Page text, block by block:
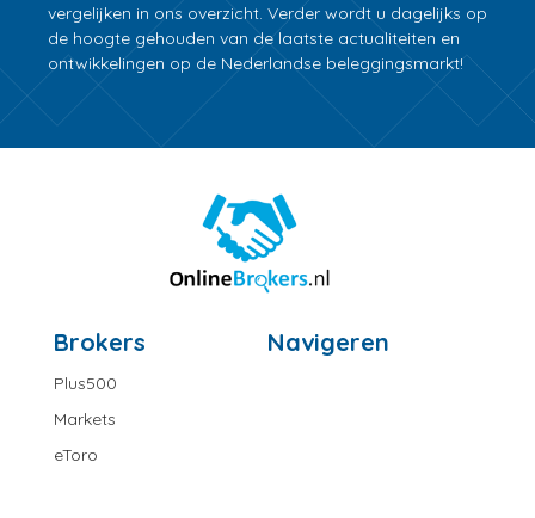
vergelijken in ons overzicht. Verder wordt u dagelijks op
de hoogte gehouden van de laatste actualiteiten en
ontwikkelingen op de Nederlandse beleggingsmarkt!
Brokers
Plus500
Markets
eToro
Navigeren